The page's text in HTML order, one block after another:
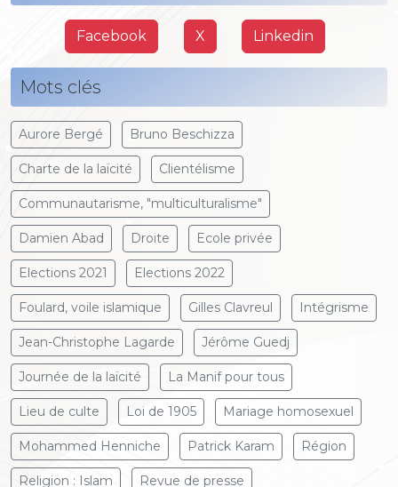
Facebook X Linkedin
Mots clés
Aurore Bergé Bruno Beschizza
Charte de la laïcité Clientélisme
Communautarisme, "multiculturalisme"
Damien Abad Droite Ecole privée
Elections 2021 Elections 2022
Foulard, voile islamique Gilles Clavreul Intégrisme
Jean-Christophe Lagarde Jérôme Guedj
Journée de la laïcité La Manif pour tous
Lieu de culte Loi de 1905 Mariage homosexuel
Mohammed Henniche Patrick Karam Région
Religion : Islam Revue de presse